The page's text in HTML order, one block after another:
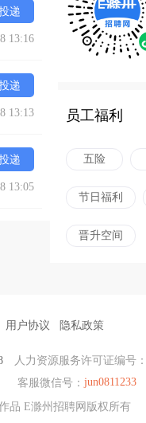
递
13:16
递
13:13
递
13:05
员工福利
五险
节日福利
晋升空间
用户协议 隐私政策
人力资源服务许可证编号：
客服微信号： jun0811233
品 E滁州招聘网版权所有